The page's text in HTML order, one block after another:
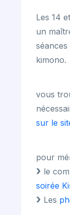
Les 14
un
séances
kimono.
vous
sur le
pour
le
soirée
Les